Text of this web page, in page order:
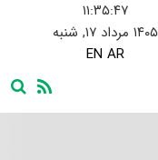
۱۱:۳۵:۴۸
۱۴۰۵ مرداد ۱۷, شنبه
EN AR